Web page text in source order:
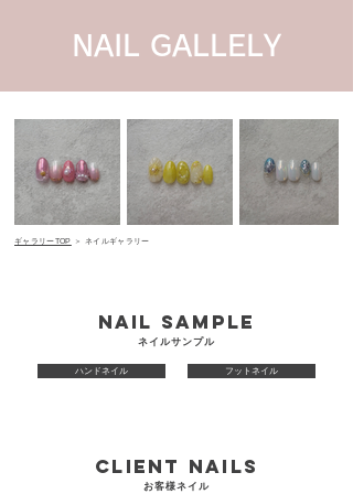
NAIL GALLELY
​ギャラリーTOP ＞ ネイルギャラリー
ネイルサンプル
NAIL Sample
ハンドネイル フットネイル
Client Nails
​お客様ネイル